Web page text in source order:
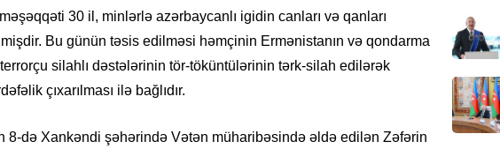
30 il, minlərlə azərbaycanlı igidin canları və qanları
Bu günün təsis edilməsi həmçinin Ermənistanın və qondarma
terrorçu silahlı dəstələrinin tör-töküntülərinin tərk-silah edilərək
çıxarılması ilə bağlıdır.
8-də Xankəndi şəhərində Vətən müharibəsində əldə edilən Zəfərin
XARİCİ